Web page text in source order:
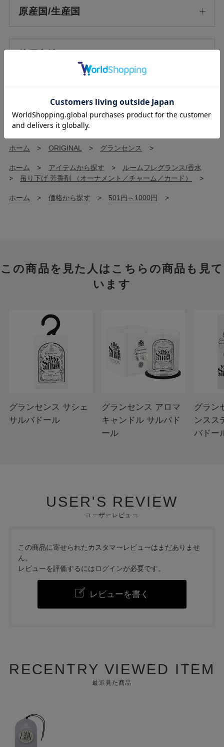
原産国/生産国
使用上の注意
ホーム > ORIGINAL > グランセンス >
ホーム > アイテムから探す >
ルームフレグランス/香水
>
吊り下げ 芳香剤 （オーナメント／チャーム／カード） >
ホーム > 価格から探す > 501円～1000円 >
この商品を見た人はこちらの商品も見て
います
グランセンス サシェ
サルバドール
グランセンス アロマ
キャンドル サルバド
ール
グラン
ンスス
バドー
USER'S REVIEW
ユーザーレビュー
この商品に寄せられたカスタマーレビューはまだありませ
ん。
レビューを評価するにはログインが必要です。
レビューを書く
RECENTRY VIEWED ITEM
最近見た商品